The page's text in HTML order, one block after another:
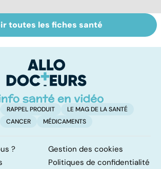
Variole du singe :
symptômes,
traitements
toutes les fiches santé
RAPPEL PRODUIT
LE MAG DE LA SANTÉ
CANCER
MÉDICAMENTS
?
Gestion des cookies
Politiques de confidentialité